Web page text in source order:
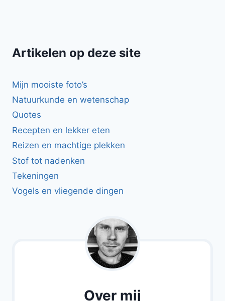
Artikelen op deze site
Mijn mooiste foto’s
Natuurkunde en wetenschap
Quotes
Recepten en lekker eten
Reizen en machtige plekken
Stof tot nadenken
Tekeningen
Vogels en vliegende dingen
Over mij